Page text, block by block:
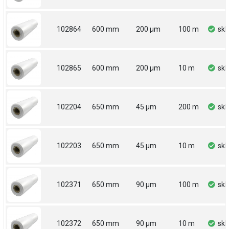
102864 600 mm 200 µm 100 m
102865 600 mm 200 µm 10 m
102204 650 mm 45 µm 200 m
102203 650 mm 45 µm 10 m
102371 650 mm 90 µm 100 m
102372 650 mm 90 µm 10 m